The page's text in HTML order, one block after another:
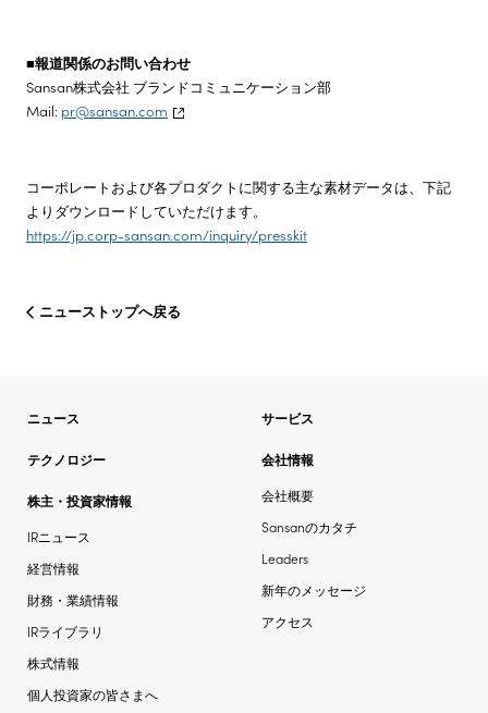
■報道関係のお問い合わせ
Sansan株式会社 ブランドコミュニケーション部
Mail: pr@sansan.com
コーポレートおよび各プロダクトに関する主な素材データは、下記
よりダウンロードしていただけます。
https://jp.corp-sansan.com/inquiry/presskit
ニューストップへ戻る
ニュース サービス
テクノロジー
会社情報
会社概要
Sansanのカタチ
Leaders
新年のメッセージ
アクセス
株主・投資家情報
IRニュース
経営情報
財務・業績情報
IRライブラリ
株式情報
個人投資家の皆さまへ